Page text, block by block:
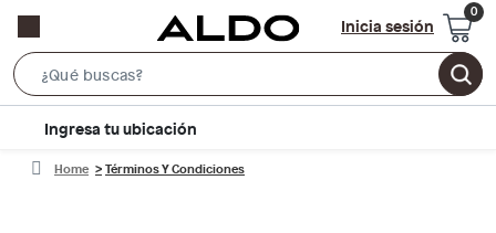
Inicia sesión
Bar
location-
Ingresa tu ubicación
Home Términos Y Condiciones